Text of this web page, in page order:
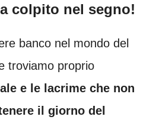
colpito nel segno!
banco nel mondo del
troviamo proprio
e le lacrime che non
il giorno del